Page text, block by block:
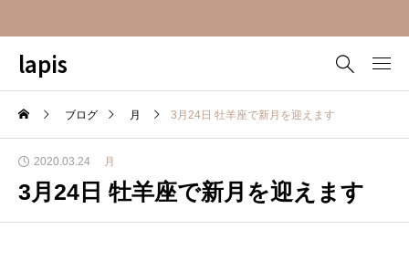
lapis
ブログ 月 3月24日 牡羊座で新月を迎えます
2020.03.24 月
3月24日 牡羊座で新月を迎えます